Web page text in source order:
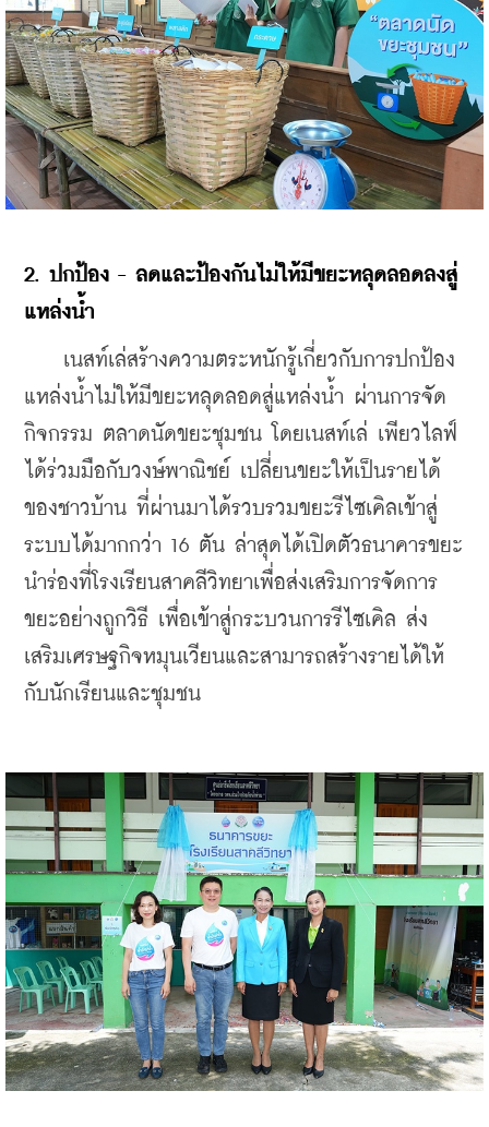
2. ปกป้อง - ลดและป้องกันไม่ให้มีขยะหลุดลอดลงสู่
แหล่งน้ำ
เนสท์เล่สร้างความตระหนักรู้เกี่ยวกับการปกป้อง
แหล่งน้ำไม่ให้มีขยะหลุดลอดสู่แหล่งน้ำ ผ่านการจัด
กิจกรรม ตลาดนัดขยะชุมชน โดยเนสท์เล่ เพียวไลฟ์
ได้ร่วมมือกับวงษ์พาณิชย์ เปลี่ยนขยะให้เป็นรายได้
ของชาวบ้าน ที่ผ่านมาได้รวบรวมขยะรีไซเคิลเข้าสู่
ระบบได้มากกว่า 16 ตัน ล่าสุดได้เปิดตัวธนาคารขยะ
นำร่องที่โรงเรียนสาคลีวิทยาเพื่อส่งเสริมการจัดการ
ขยะอย่างถูกวิธี เพื่อเข้าสู่กระบวนการรีไซเคิล ส่ง
เสริมเศรษฐกิจหมุนเวียนและสามารถสร้างรายได้ให้
กับนักเรียนและชุมชน